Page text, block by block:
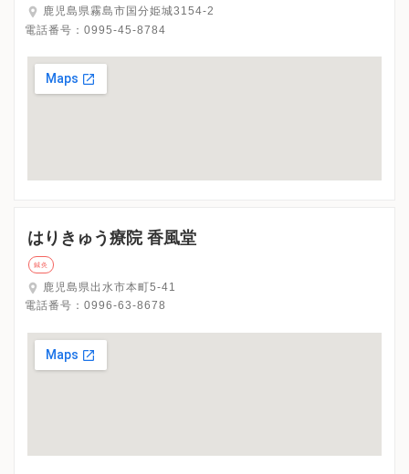
鹿児島県霧島市国分姫城3154-2
電話番号： 0995-45-8784
はりきゅう療院 香風堂
鍼灸
鹿児島県出水市本町5-41
電話番号： 0996-63-8678